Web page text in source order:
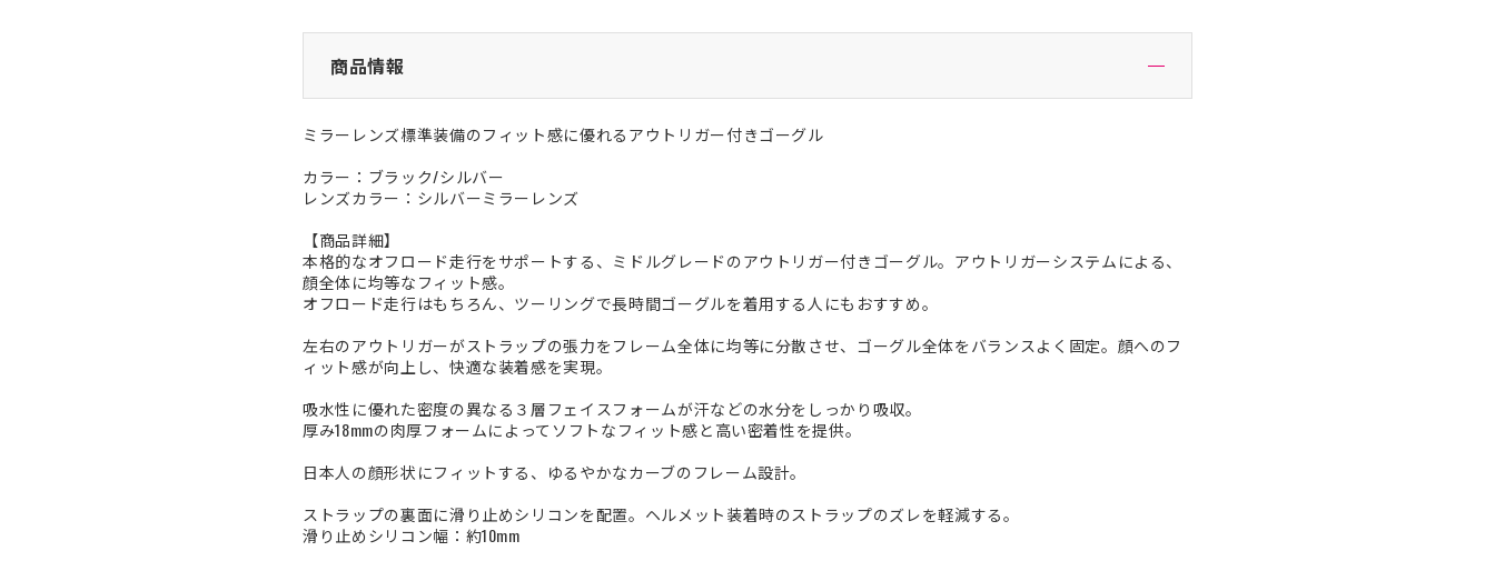
商品情報
ミラーレンズ標準装備のフィット感に優れるアウトリガー付きゴーグル
カラー：ブラック/シルバー
レンズカラー：シルバーミラーレンズ
【商品詳細】
本格的なオフロード走行をサポートする、ミドルグレードのアウトリガー付きゴーグル。アウトリガーシステムによる、
顔全体に均等なフィット感。
オフロード走行はもちろん、ツーリングで長時間ゴーグルを着用する人にもおすすめ。
左右のアウトリガーがストラップの張力をフレーム全体に均等に分散させ、ゴーグル全体をバランスよく固定。顔へのフ
ィット感が向上し、快適な装着感を実現。
吸水性に優れた密度の異なる３層フェイスフォームが汗などの水分をしっかり吸収。
厚み18mmの肉厚フォームによってソフトなフィット感と高い密着性を提供。
日本人の顔形状にフィットする、ゆるやかなカーブのフレーム設計。
ストラップの裏面に滑り止めシリコンを配置。ヘルメット装着時のストラップのズレを軽減する。
滑り止めシリコン幅：約10mm